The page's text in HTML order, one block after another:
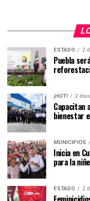
ESTADO 2
Puebla
¡HOT! 2
Capacitan
bienestar
MUNICIPIOS
Inicia en
para la
ESTADO 2